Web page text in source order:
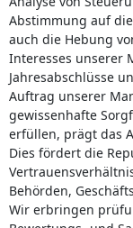
Abstimmung auf
auch die Hebung
Interesses unserer
Jahresabschlüsse
Auftrag unserer
gewissenhafte
erfüllen, prägt das
Dies fördert die
Behörden,
Wir erbringen